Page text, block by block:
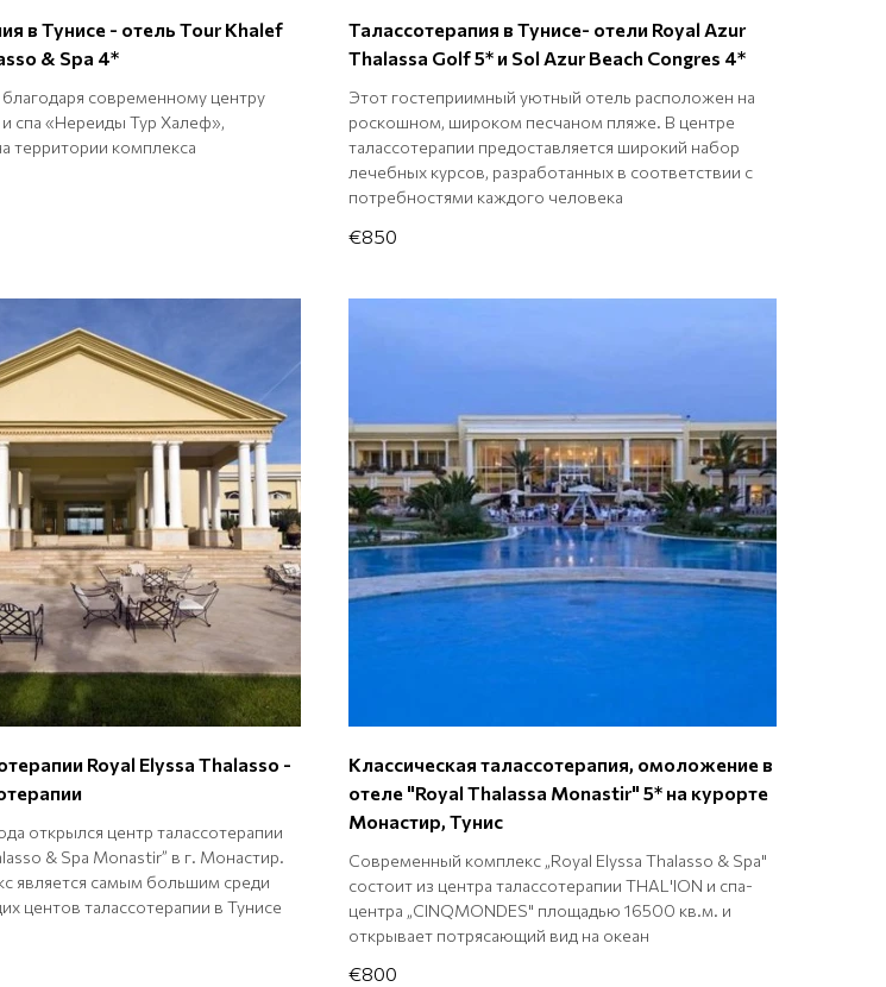
в Тунисе - отель Tour Khalef
& Spa 4*
современному центру
и спа «Нереиды Тур Халеф»,
территории комплекса
Талассотерапия в Тунисе- отели Royal Azur
Thalassa Golf 5* и Sol Azur Beach Congres 4*
Этот гостеприимный уютный отель расположен на
роскошном, широком песчаном пляже. В центре
талассотерапии предоставляется широкий набор
лечебных курсов, разработанных в соответствии с
потребностями каждого человека
€850
Royal Elyssa Thalasso -
открылся центр талассотерапии
& Spa Monastir” в г. Монастир.
является самым большим среди
центов талассотерапии в Тунисе
Классическая талассотерапия, омоложение в
отеле "Royal Thalassa Monastir" 5* на курорте
Монастир, Тунис
Современный комплекс „Royal Elyssa Thalasso & Spa"
состоит из центра талассотерапии THAL'ION и спа-
центра „CINQMONDES" площадью 16500 кв.м. и
открывает потрясающий вид на океан
€800